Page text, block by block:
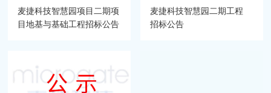
麦捷科技智慧园项目二期项
目地基与基础工程招标公告
麦捷科技智慧园二期工程
招标公告